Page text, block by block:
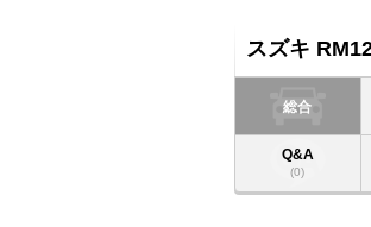
スズキ
総合
Q&A
(0)